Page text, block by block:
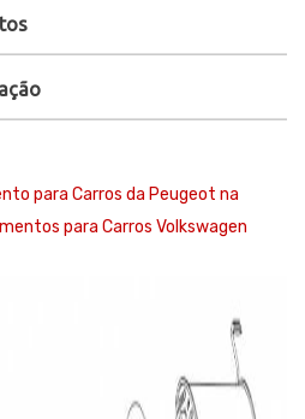
para Carros da Peugeot na
para Carros Volkswagen